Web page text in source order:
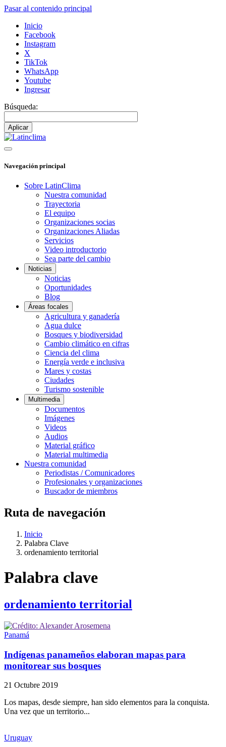
Pasar al contenido principal
Inicio
Facebook
Instagram
X
TikTok
WhatsApp
Youtube
Ingresar
Búsqueda:
Navegación principal
Sobre LatinClima
Nuestra comunidad
Trayectoria
El equipo
Organizaciones socias
Organizaciones Aliadas
Servicios
Video introductorio
Sea parte del cambio
Noticias
Noticias
Oportunidades
Blog
Áreas focales
Agricultura y ganadería
Agua dulce
Bosques y biodiversidad
Cambio climático en cifras
Ciencia del clima
Energía verde e inclusiva
Mares y costas
Ciudades
Turismo sostenible
Multimedia
Documentos
Imágenes
Videos
Audios
Material gráfico
Material multimedia
Nuestra comunidad
Periodistas / Comunicadores
Profesionales y organizaciones
Buscador de miembros
Ruta de navegación
Inicio
Palabra Clave
ordenamiento territorial
Palabra clave
ordenamiento territorial
Panamá
Indígenas panameños elaboran mapas para
monitorear sus bosques
21 Octubre 2019
Los mapas, desde siempre, han sido elementos para la conquista.
Una vez que un territorio...
Uruguay